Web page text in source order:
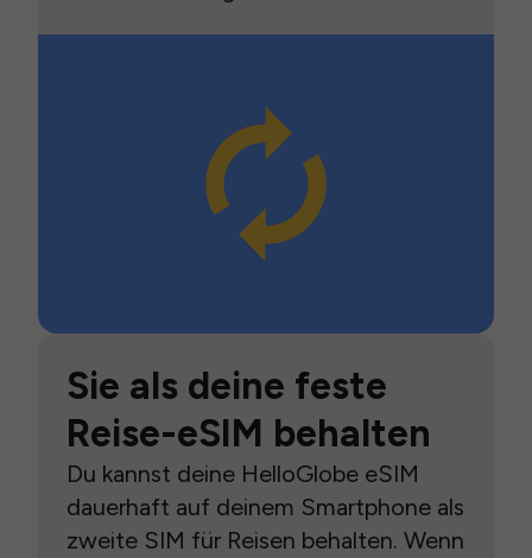
Sie als deine feste
Reise-eSIM behalten
Du kannst deine HelloGlobe eSIM
dauerhaft auf deinem Smartphone als
zweite SIM für Reisen behalten. Wenn